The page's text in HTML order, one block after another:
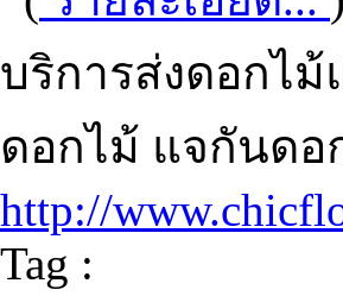
บริการส่งดอกไ
ดอกไม้ แจกันด
http://
Tag :